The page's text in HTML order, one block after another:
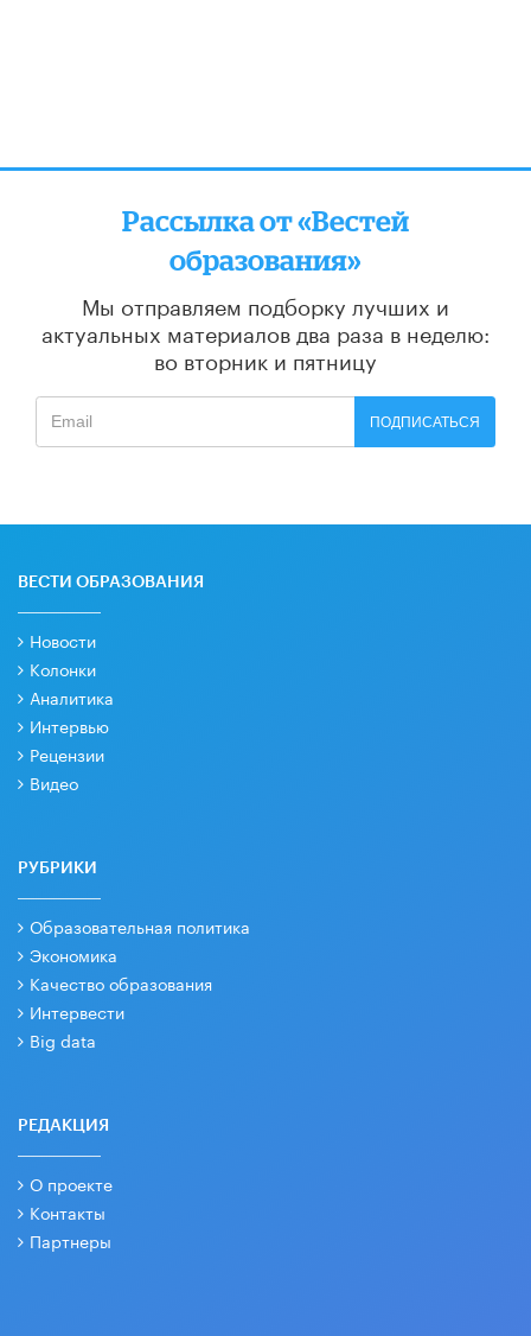
Рассылка от «Вестей
образования»
Мы отправляем подборку лучших и
актуальных материалов два раза в неделю:
во вторник и пятницу
ПОДПИСАТЬСЯ
ВЕСТИ ОБРАЗОВАНИЯ
Новости
Колонки
Аналитика
Интервью
Рецензии
Видео
РУБРИКИ
Образовательная политика
Экономика
Качество образования
Интервести
Big data
РЕДАКЦИЯ
О проекте
Контакты
Партнеры